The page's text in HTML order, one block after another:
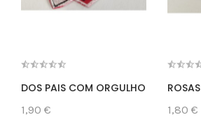
DOS PAIS COM ORGULHO
1,90 €
ROSAS
1,80 €